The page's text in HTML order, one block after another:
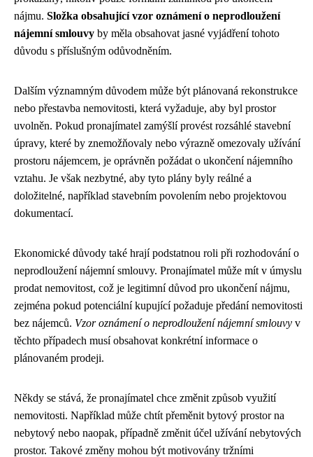
nájmu. Složka obsahující vzor oznámení o neprodloužení
nájemní smlouvy by měla obsahovat jasné vyjádření tohoto
důvodu s příslušným odůvodněním.
Dalším významným důvodem může být plánovaná rekonstrukce
nebo přestavba nemovitosti, která vyžaduje, aby byl prostor
uvolněn. Pokud pronajímatel zamýšlí provést rozsáhlé stavební
úpravy, které by znemožňovaly nebo výrazně omezovaly užívání
prostoru nájemcem, je oprávněn požádat o ukončení nájemního
vztahu. Je však nezbytné, aby tyto plány byly reálné a
doložitelné, například stavebním povolením nebo projektovou
dokumentací.
Ekonomické důvody také hrají podstatnou roli při rozhodování o
neprodloužení nájemní smlouvy. Pronajímatel může mít v úmyslu
prodat nemovitost, což je legitimní důvod pro ukončení nájmu,
zejména pokud potenciální kupující požaduje předání nemovitosti
bez nájemců. Vzor oznámení o neprodloužení nájemní smlouvy v
těchto případech musí obsahovat konkrétní informace o
plánovaném prodeji.
Někdy se stává, že pronajímatel chce změnit způsob využití
nemovitosti. Například může chtít přeměnit bytový prostor na
nebytový nebo naopak, případně změnit účel užívání nebytových
prostor. Takové změny mohou být motivovány tržními